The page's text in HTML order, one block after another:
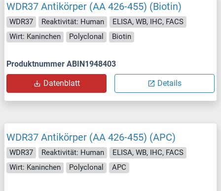
WDR37 Antikörper (AA 426-455) (Biotin)
WDR37 Reaktivität: Human
ELISA, WB, IHC, FACS
Wirt: Kaninchen
Polyclonal Biotin
Produktnummer ABIN1948403
Datenblatt Details
WDR37 Antikörper (AA 426-455) (APC)
WDR37 Reaktivität: Human
ELISA, WB, IHC, FACS
Wirt: Kaninchen
Polyclonal APC